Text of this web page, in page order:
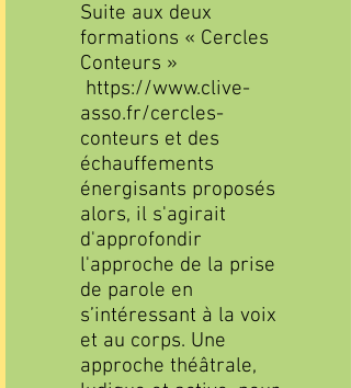
Suite aux deux
formations « Cercles
Conteurs »
https://www.clive-
asso.fr/cercles-
conteurs et des
échauffements
énergisants proposés
alors, il s'agirait
d'approfondir
l'approche de la prise
de parole en
s’intéressant à la voix
et au corps. Une
approche théâtrale,